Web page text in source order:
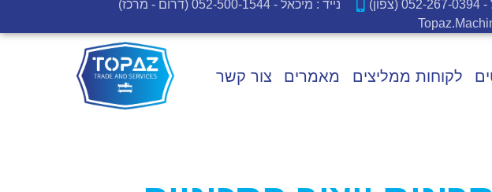
נייד : מיכאל - 052-500-1544 (דרום - מרכז)
לקוחות ממליצים מאמרים צור קשר